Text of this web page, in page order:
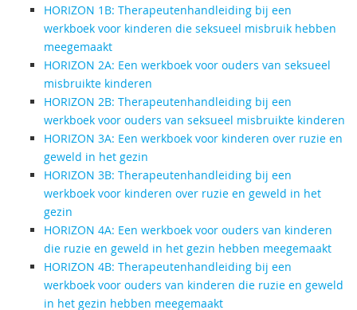
HORIZON 1B: Therapeutenhandleiding bij een
werkboek voor kinderen die seksueel misbruik hebben
meegemaakt
HORIZON 2A: Een werkboek voor ouders van seksueel
misbruikte kinderen
HORIZON 2B: Therapeutenhandleiding bij een
werkboek voor ouders van seksueel misbruikte kinderen
HORIZON 3A: Een werkboek voor kinderen over ruzie en
geweld in het gezin
HORIZON 3B: Therapeutenhandleiding bij een
werkboek voor kinderen over ruzie en geweld in het
gezin
HORIZON 4A: Een werkboek voor ouders van kinderen
die ruzie en geweld in het gezin hebben meegemaakt
HORIZON 4B: Therapeutenhandleiding bij een
werkboek voor ouders van kinderen die ruzie en geweld
in het gezin hebben meegemaakt